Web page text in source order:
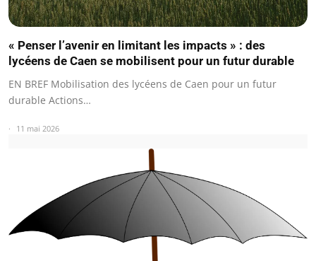
« Penser l’avenir en limitant les impacts » : des
lycéens de Caen se mobilisent pour un futur durable
EN BREF Mobilisation des lycéens de Caen pour un futur
durable Actions…
11 mai 2026